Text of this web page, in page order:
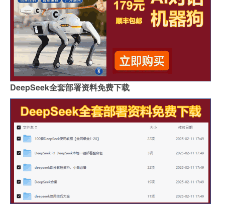
DeepSeek全套部署资料免费下载